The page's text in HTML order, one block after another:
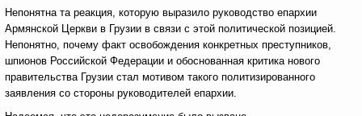
Непонятна та реакция, которую выразило руководство епархии
Армянской Церкви в Грузии в связи с этой политической позицией.
Непонятно, почему факт освобождения конкретных преступников,
шпионов Российской Федерации и обоснованная критика нового
правительства Грузии стал мотивом такого политизированного
заявления со стороны руководителей епархии.